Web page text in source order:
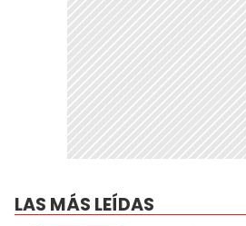
LAS MÁS LEÍDAS